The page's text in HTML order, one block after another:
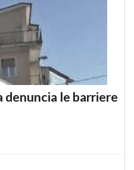
denuncia le barriere